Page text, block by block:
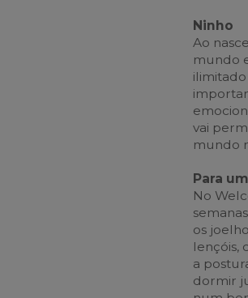
Ninho
Ao
mundo
ilimitado
vai
mundo
Para
No
os
lençóis,
a
dormir